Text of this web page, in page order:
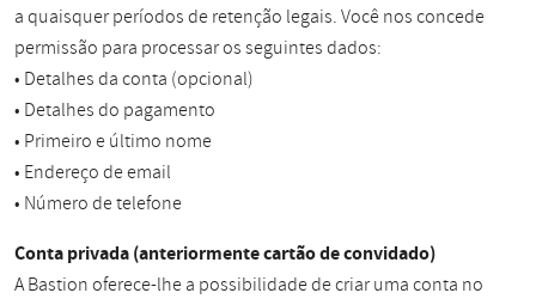
a quaisquer períodos de retenção legais. Você nos concede
permissão para processar os seguintes dados:
• Detalhes da conta (opcional)
• Detalhes do pagamento
• Primeiro e último nome
• Endereço de email
• Número de telefone
Conta privada (anteriormente cartão de convidado)
A Bastion oferece-lhe a possibilidade de criar uma conta no